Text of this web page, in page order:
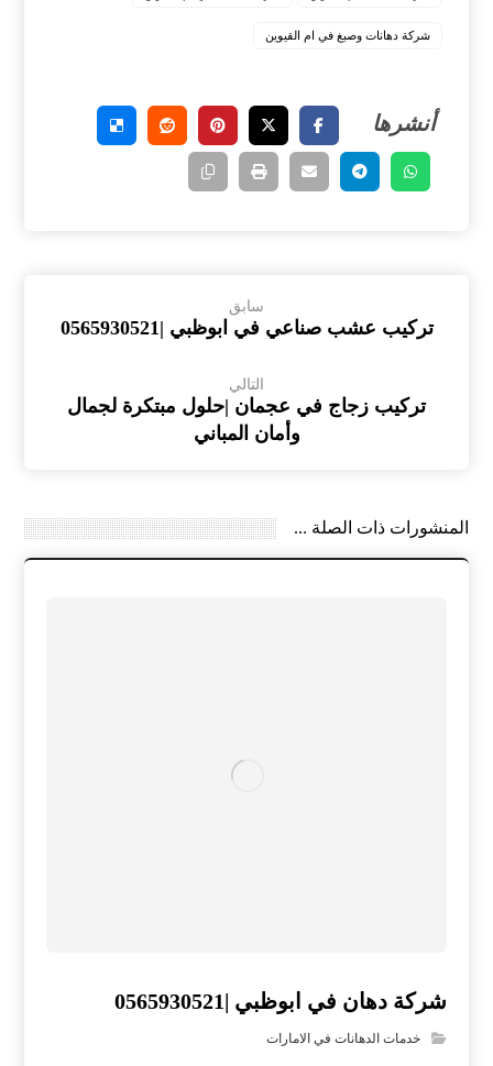
شركة دهانات وصبغ في ام القيوين
سابق
تركيب عشب صناعي في ابوظبي |0565930521
التالي
تركيب زجاج في عجمان |حلول مبتكرة لجمال
وأمان المباني
المنشورات ذات الصلة ...
شركة دهان في ابوظبي |0565930521
خدمات الدهانات في الامارات